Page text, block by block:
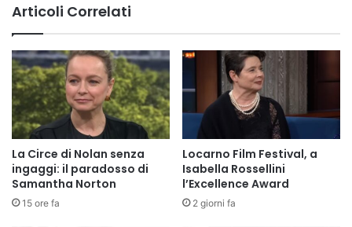
Articoli Correlati
La Circe di Nolan senza
ingaggi: il paradosso di
Samantha Norton
15 ore fa
Locarno Film Festival, a
Isabella Rossellini
l’Excellence Award
2 giorni fa